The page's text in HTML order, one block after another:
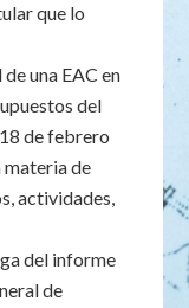
que lo
una EAC en
del
de febrero
materia de
actividades,
del informe
de